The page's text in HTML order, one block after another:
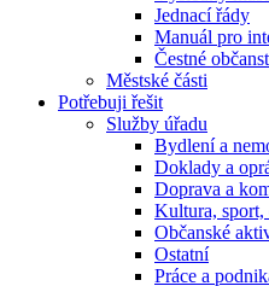
Jednací řády
Manuál pro
Čestné
Městské části
Potřebuji řešit
Služby úřadu
Bydlení a
Doklady a
Doprava a
Kultura, sport,
Občanské
Ostatní
Práce a